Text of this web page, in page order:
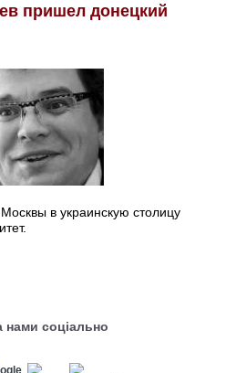
пришел донецкий
в украинскую столицу
нами соціально